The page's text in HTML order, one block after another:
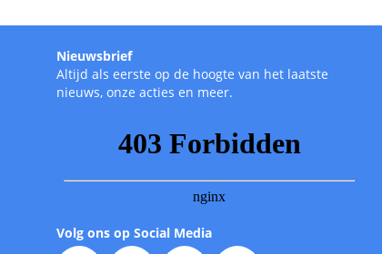
Nieuwsbrief
Altijd als eerste op de hoogte van het laatste
nieuws, onze acties en meer.
Volg ons op Social Media